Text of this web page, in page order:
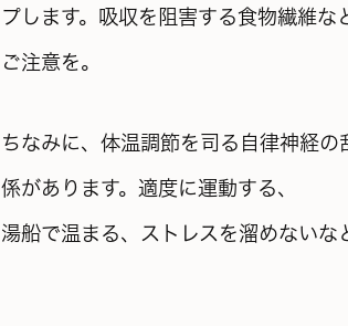
プします。吸収を阻害する食物繊維な
ご注意を。
ちなみに、体温調節を司る 自律神経の
係があります。適度に運動する、
湯船で温まる、ストレスを溜めないな